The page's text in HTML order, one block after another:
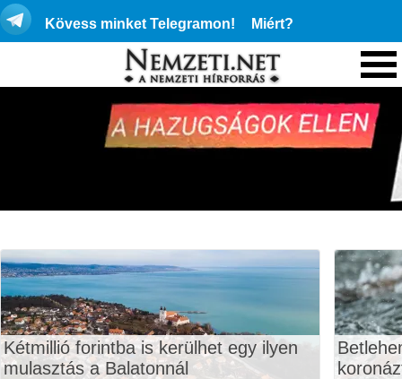
Kövess minket Telegramon! Miért?
Kétmillió forintba is kerülhet egy ilyen
mulasztás a Balatonnál